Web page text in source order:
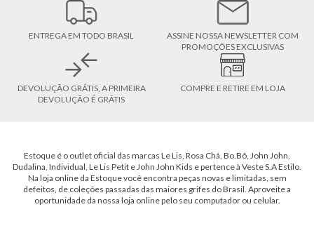
ENTREGA EM TODO BRASIL
ASSINE NOSSA NEWSLETTER COM
PROMOÇÕES EXCLUSIVAS
DEVOLUÇÃO GRÁTIS, A PRIMEIRA
DEVOLUÇÃO É GRÁTIS
COMPRE E RETIRE EM LOJA
Estoque é o outlet oficial das marcas Le Lis, Rosa Chá, Bo.Bô, John John,
Dudalina, Individual, Le Lis Petit e John John Kids e pertence à Veste S.A Estilo.
Na loja online da Estoque você encontra peças novas e limitadas, sem
defeitos, de coleções passadas das maiores grifes do Brasil. Aproveite a
oportunidade da nossa loja online pelo seu computador ou celular.